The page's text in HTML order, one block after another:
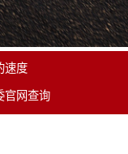
速度
官网查询